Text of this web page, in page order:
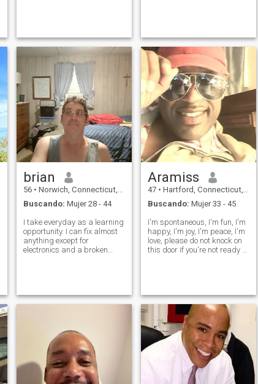
la buena conversación.
Buscando a alguien que sea
genuino y listo para
compartir algunas
aventuras juntos
brian
56 • Norwich, Connecticut, Estados Unidos
Buscando: Mujer 28 - 44
I take everyday as a learning
opportunity. I can fix almost
anything except for
electronics and a broken
Aramiss
47 • Hartford, Connecticut, Estados Unidos
Buscando: Mujer 33 - 45
I'm spontaneous, I'm fun, I'm
happy, I'm joy, I'm peace, I'm
love, please do not knock on
this door if you're not ready to